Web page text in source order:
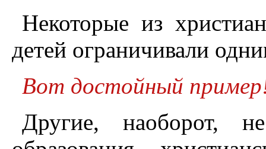
Некоторые из
детей ограничивали
Вот достойный
Другие, наоборот,